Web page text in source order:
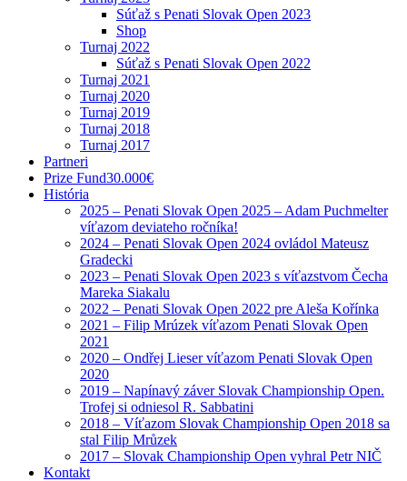
Súťaž s Penati Slovak Open 2023
Shop
Turnaj 2022
Súťaž s Penati Slovak Open 2022
Turnaj 2021
Turnaj 2020
Turnaj 2019
Turnaj 2018
Turnaj 2017
Partneri
Prize Fund30.000€
História
2025 – Penati Slovak Open 2025 – Adam Puchmelter
víťazom deviateho ročníka!
2024 – Penati Slovak Open 2024 ovládol Mateusz
Gradecki
2023 – Penati Slovak Open 2023 s víťazstvom Čecha
Mareka Siakalu
2022 – Penati Slovak Open 2022 pre Aleša Kořínka
2021 – Filip Mrúzek víťazom Penati Slovak Open
2021
2020 – Ondřej Lieser víťazom Penati Slovak Open
2020
2019 – Napínavý záver Slovak Championship Open.
Trofej si odniesol R. Sabbatini
2018 – Víťazom Slovak Championship Open 2018 sa
stal Filip Mrůzek
2017 – Slovak Championship Open vyhral Petr NIČ
Kontakt